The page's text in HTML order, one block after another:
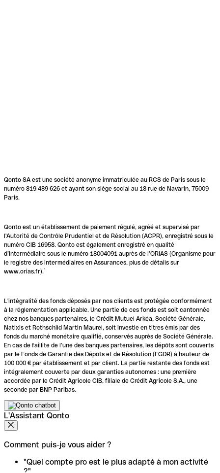
Qonto SA est une société anonyme immatriculée au RCS de Paris sous le
numéro 819 489 626 et ayant son siège social au 18 rue de Navarin, 75009
Paris.
Qonto est un établissement de paiement régulé, agréé et supervisé par
l'Autorité de Contrôle Prudentiel et de Résolution (ACPR), enregistré sous le
numéro CIB 16958. Qonto est également enregistré en qualité
d’intermédiaire sous le numéro 18004091 auprès de l’ORIAS (Organisme pour
le registre des intermédiaires en Assurances, plus de détails sur
www.orias.fr).`
L'intégralité des fonds déposés par nos clients est protégée conformément
à la réglementation applicable. Une partie de ces fonds est soit cantonnée
chez nos banques partenaires, le Crédit Mutuel Arkéa, Société Générale,
Natixis et Rothschild Martin Maurel, soit investie en titres émis par des
fonds du marché monétaire qualifié, conservés auprès de Société Générale.
En cas de faillite de l’une des banques partenaires, les dépôts sont couverts
par le Fonds de Garantie des Dépôts et de Résolution (FGDR) à hauteur de
100 000 € par établissement et par client. La partie restante des fonds est
intégralement couverte par deux garanties autonomes : une première
accordée par le Crédit Agricole CIB, filiale de Crédit Agricole S.A., une
seconde par BNP Paribas.
L'Assistant Qonto
Comment puis-je vous aider ?
"Quel compte pro est le plus adapté à mon activité